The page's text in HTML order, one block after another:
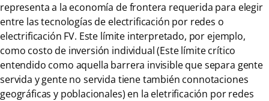
representa a la economía de frontera requerida para elegir
entre las tecnologías de electrificación por redes o
electrificación FV. Este límite interpretado, por ejemplo,
como costo de inversión individual (Este límite crítico
entendido como aquella barrera invisible que separa gente
servida y gente no servida tiene también connotaciones
geográficas y poblacionales) en la eletrificación por redes